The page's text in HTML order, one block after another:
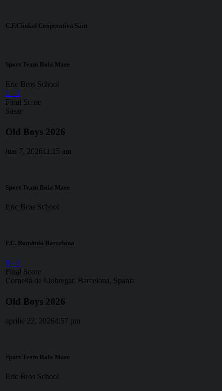
C.F.Ciudad Cooperativa Sant
Sport Team Baia Mare
Eric Bros School
1 - 1
Final Score
Sasar
Old Boys 2026
mai 7, 2026 11:15 am
Sport Team Baia Mare
Eric Bros School
F.C. România Barcelona
0 - 1
Final Score
Cornellà de Llobregat, Barcelona, Spania
Old Boys 2026
aprilie 22, 20264:57 pm
Sport Team Baia Mare
Eric Bros School